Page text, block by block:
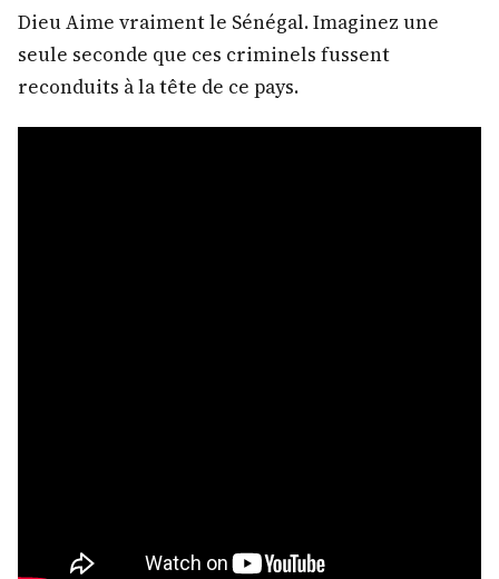
Dieu Aime vraiment le Sénégal. Imaginez une
seule seconde que ces criminels fussent
reconduits à la tête de ce pays.